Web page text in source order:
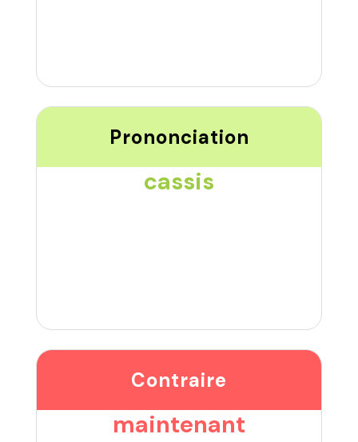
Prononciation
cassis
Contraire
maintenant